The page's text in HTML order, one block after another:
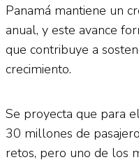
Panamá mantiene un
anual, y este avance
que contribuye a
crecimiento.
Se proyecta que para
30 millones de
retos, pero uno de los